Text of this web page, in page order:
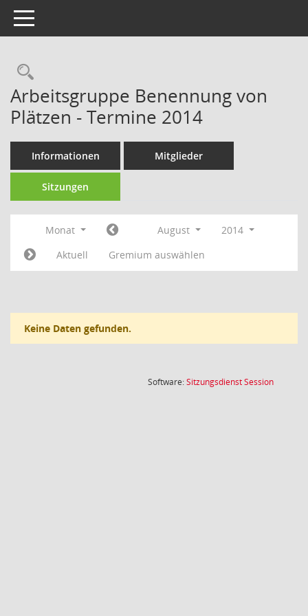
Toggle navigation
Rechercheauswahl
Arbeitsgruppe Benennung von
Plätzen - Termine 2014
Informationen Mitglieder
Sitzungen
Monat August
2014
Aktuell
Gremium auswählen
Keine Daten gefunden.
Software:SitzungsdienstSession(Wird in